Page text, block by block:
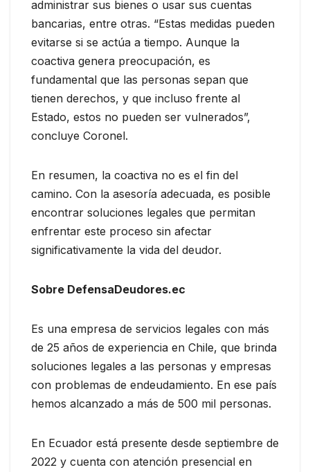
administrar sus bienes o usar sus cuentas
bancarias, entre otras. “Estas medidas pueden
evitarse si se actúa a tiempo. Aunque la
coactiva genera preocupación, es
fundamental que las personas sepan que
tienen derechos, y que incluso frente al
Estado, estos no pueden ser vulnerados”,
concluye Coronel.
En resumen, la coactiva no es el fin del
camino. Con la asesoría adecuada, es posible
encontrar soluciones legales que permitan
enfrentar este proceso sin afectar
significativamente la vida del deudor.
Sobre DefensaDeudores.ec
Es una empresa de servicios legales con más
de 25 años de experiencia en Chile, que brinda
soluciones legales a las personas y empresas
con problemas de endeudamiento. En ese país
hemos alcanzado a más de 500 mil personas.
En Ecuador está presente desde septiembre de
2022 y cuenta con atención presencial en